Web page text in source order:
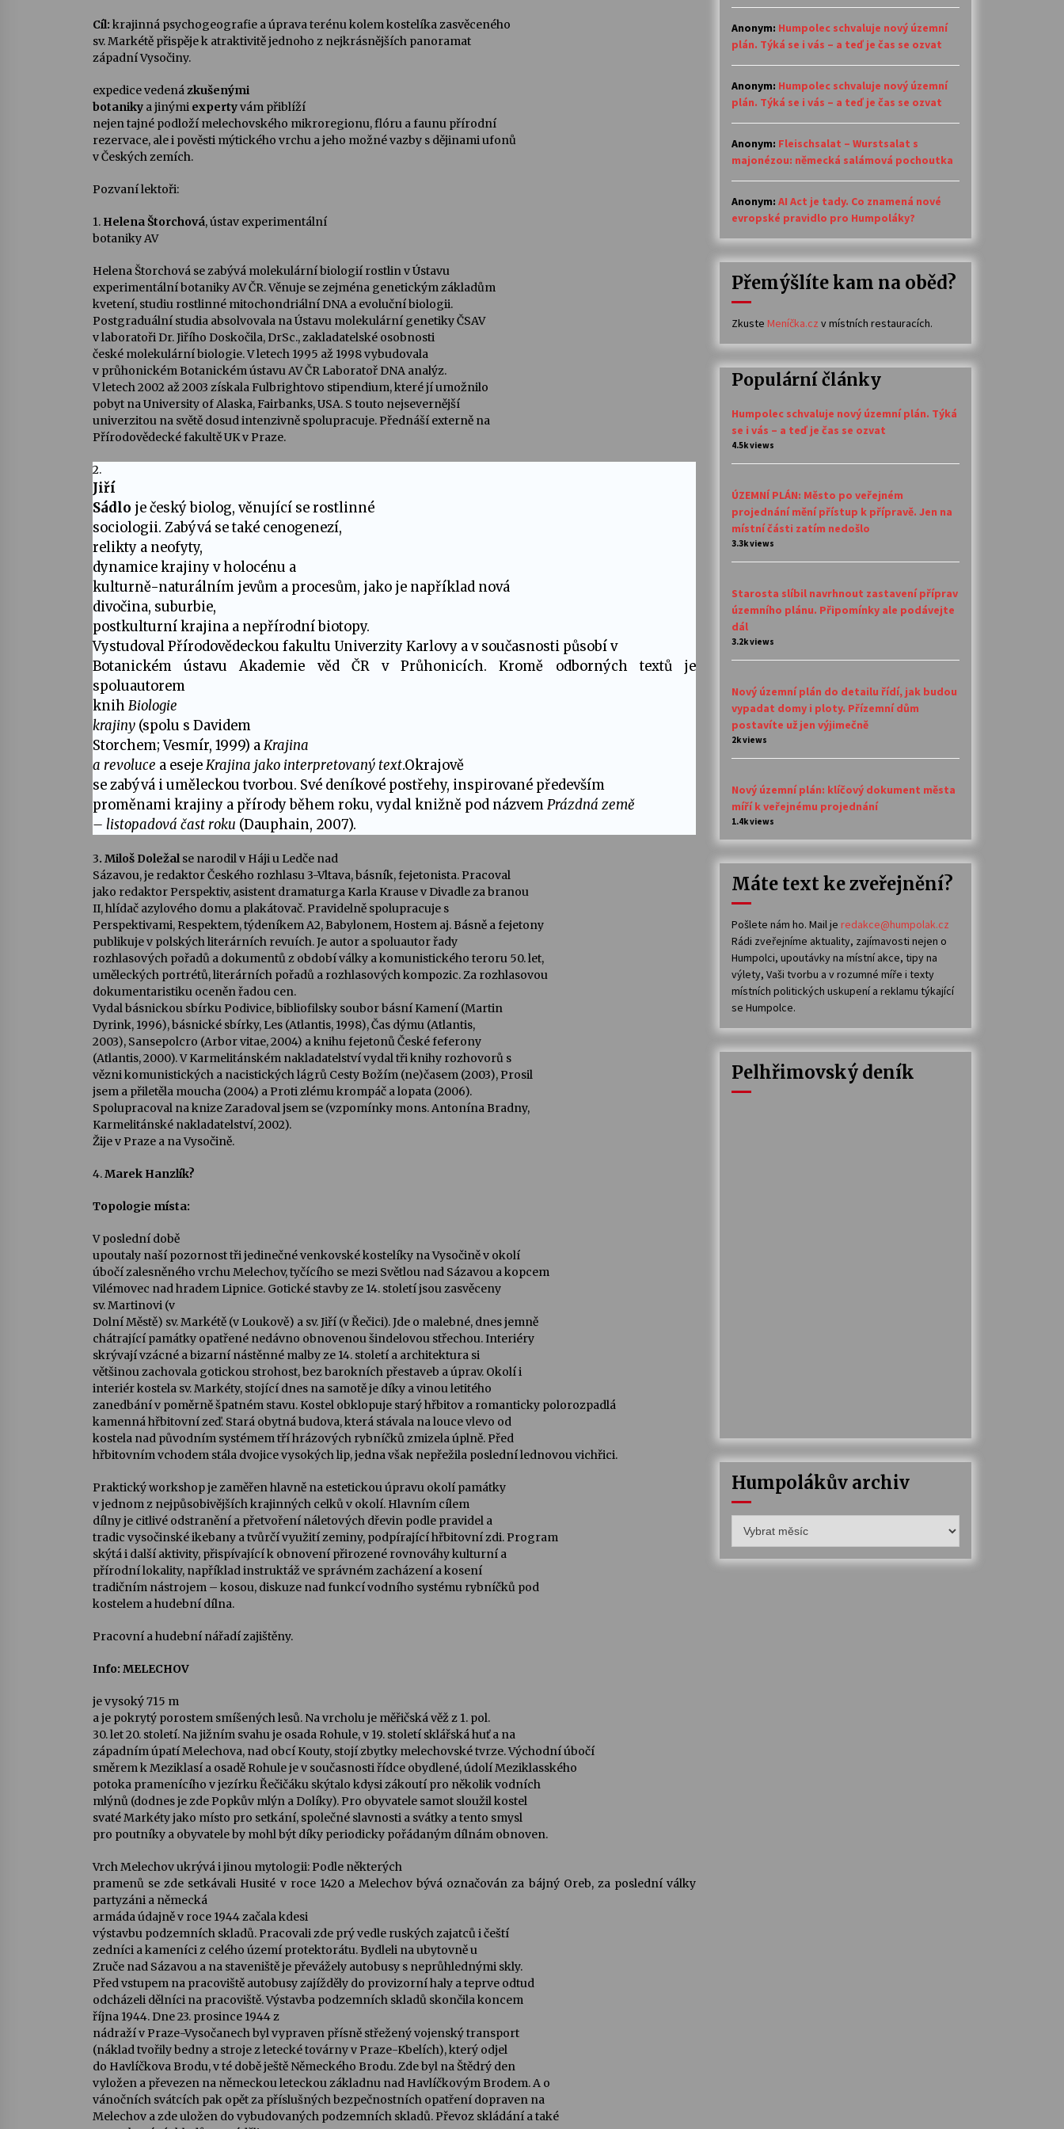
Cíl: krajinná psychogeografie a úprava terénu kolem kostelíka zasvěceného
sv. Markétě přispěje k atraktivitě jednoho z nejkrásnějších panoramat
západní Vysočiny.
expedice vedenázkušenými
botaniky a jinými expertyvám přiblíží
nejen tajné podloží melechovského mikroregionu, flóru a faunu přírodní
rezervace, ale i pověsti mýtického vrchu a jeho možné vazby s dějinami ufonů
v Českých zemích.
Pozvaní lektoři:
1. Helena Štorchová, ústav experimentální
botaniky AV
Helena Štorchová se zabývá molekulární biologií rostlin v Ústavu
experimentální botaniky AV ČR. Věnuje se zejména genetickým základům
kvetení, studiu rostlinné mitochondriální DNA a evoluční biologii.
Postgraduální studia absolvovala na Ústavu molekulární genetiky ČSAV
v laboratoři Dr. Jiřího Doskočila, DrSc., zakladatelské osobnosti
české molekulární biologie. V letech 1995 až 1998 vybudovala
v průhonickém Botanickém ústavu AV ČR Laboratoř DNA analýz.
V letech 2002 až 2003 získala Fulbrightovo stipendium, které jí umožnilo
pobyt na University of Alaska, Fairbanks, USA. S touto nejsevernější
univerzitou na světě dosud intenzivně spolupracuje. Přednáší externě na
Přírodovědecké fakultě UK v Praze.
2.
Jiří
Sádlo je český biolog, věnující serostlinné
sociologii. Zabývá se také cenogenezí,
relikty a neofyty,
dynamice krajiny vholocénu a
kulturně-naturálním jevům a procesům, jako je například nová
divočina, suburbie,
postkulturní krajina a nepřírodní biotopy.
Vystudoval Přírodovědeckou fakultu Univerzity Karlovy a v současnosti působí v
Botanickém ústavu Akademie věd ČR v Průhonicích. Kromě odborných textů je
spoluautorem
knihBiologie
krajiny (spolu s Davidem
Storchem; Vesmír, 1999) aKrajina
a revoluce a esejeKrajina jako interpretovaný text.Okrajově
se zabývá i uměleckou tvorbou. Své deníkové postřehy, inspirované především
proměnami krajiny a přírody během roku, vydal knižně pod názvemPrázdná země
– listopadová čast roku (Dauphain, 2007).
3. Miloš Doležal se narodil v Háji u Ledče nad
Sázavou, je redaktor Českého rozhlasu 3-Vltava, básník, fejetonista. Pracoval
jako redaktor Perspektiv, asistent dramaturga Karla Krause v Divadle za branou
II, hlídač azylového domu a plakátovač. Pravidelně spolupracuje s
Perspektivami, Respektem, týdeníkem A2, Babylonem, Hostem aj. Básně a fejetony
publikuje v polských literárních revuích. Je autor a spoluautor řady
rozhlasových pořadů a dokumentů z období války a komunistického teroru 50. let,
uměleckých portrétů, literárních pořadů a rozhlasových kompozic. Za rozhlasovou
dokumentaristiku oceněn řadou cen.
Vydal básnickou sbírku Podivice, bibliofilsky soubor básní Kamení (Martin
Dyrink, 1996), básnické sbírky, Les (Atlantis, 1998), Čas dýmu (Atlantis,
2003), Sansepolcro (Arbor vitae, 2004) a knihu fejetonů České feferony
(Atlantis, 2000). V Karmelitánském nakladatelství vydal tři knihy rozhovorů s
vězni komunistických a nacistických lágrů Cesty Božím (ne)časem (2003), Prosil
jsem a přiletěla moucha (2004) a Proti zlému krompáč a lopata (2006).
Spolupracoval na knize Zaradoval jsem se (vzpomínky mons. Antonína Bradny,
Karmelitánské nakladatelství, 2002).
Žije v Praze a na Vysočině.
4.Marek Hanzlík?
Topologie místa:
V poslední době
upoutaly naší pozornost tři jedinečné venkovské kostelíky na Vysočině v okolí
úbočí zalesněného vrchu Melechov, tyčícího se mezi Světlou nad Sázavou a kopcem
Vilémovec nad hradem Lipnice. Gotické stavby ze 14. století jsou zasvěceny
sv. Martinovi (v
Dolní Městě) sv. Markétě (v Loukově) a sv. Jiří (v Řečici). Jde o malebné, dnes jemně
chátrající památky opatřené nedávno obnovenou šindelovou střechou. Interiéry
skrývají vzácné a bizarní nástěnné malby ze 14. století a architektura si
většinou zachovala gotickou strohost, bez barokních přestaveb a úprav. Okolí i
interiér kostela sv. Markéty, stojící dnes na samotě je díky a vinou letitého
zanedbání v poměrně špatném stavu. Kostel obklopuje starý hřbitov a romanticky polorozpadlá
kamenná hřbitovní zeď. Stará obytná budova, která stávala na louce vlevo od
kostela nad původním systémem tří hrázových rybníčků zmizela úplně. Před
hřbitovním vchodem stála dvojice vysokých lip,jedna však nepřežila poslední lednovou vichřici.
Praktický workshop je zaměřen hlavně na estetickou úpravu okolí památky
v jednom z nejpůsobivějších krajinných celků v okolí. Hlavním cílem
dílny je citlivé odstranění a přetvoření náletových dřevin podle pravidel a
tradic vysočinské ikebany a tvůrčí využití zeminy, podpírající hřbitovní zdi. Program
skýtá i další aktivity, přispívající k obnovení přirozené rovnováhy kulturní a
přírodní lokality, například instruktáž ve správném zacházení a kosení
tradičním nástrojem – kosou, diskuze nad funkcí vodního systému rybníčků pod
kostelem a hudební dílna.
Pracovní a hudební nářadí zajištěny.
Info: MELECHOV
je vysoký715 m
a je pokrytý porostem smíšených lesů. Na vrcholu je měřičská věž z 1. pol.
30. let 20. století. Na jižním svahu je osada Rohule, v 19. století sklářská huť a na
západním úpatí Melechova, nad obcí Kouty, stojí zbytky melechovské tvrze. Východní úbočí
směrem k Meziklasí a osadě Rohule je v současnosti řídce obydlené, údolí Meziklasského
potoka pramenícího v jezírku Řečičáku skýtalo kdysi zákoutí pro několik vodních
mlýnů (dodnes je zde Popkův mlýn a Dolíky). Pro obyvatele samot sloužil kostel
svaté Markéty jako místo pro setkání, společné slavnosti a svátky a tento smysl
pro poutníky a obyvatele by mohl být díky periodicky pořádaným dílnám obnoven.
Vrch Melechov ukrývá i jinou mytologii: Podle některých
pramenů se zde setkávali Husité v roce 1420 a Melechov bývá označován za bájný Oreb, za poslední války
partyzáni a německá
armádaúdajně v roce 1944 začala kdesi
výstavbu podzemních skladů. Pracovali zde prý vedle ruských zajatců i čeští
zedníci a kameníci z celého území protektorátu. Bydleli na ubytovně u
Zruče nad Sázavou a na staveniště je převážely autobusy s neprůhlednými skly.
Před vstupem na pracoviště autobusy zajížděly do provizorní haly a teprve odtud
odcházeli dělníci na pracoviště. Výstavba podzemních skladů skončila koncem
října 1944. Dne 23. prosince 1944z
nádraží v Praze-Vysočanech byl vypraven přísně střežený vojenský transport
(náklad tvořily bedny a stroje z letecké továrny v Praze-Kbelích), který odjel
do Havlíčkova Brodu, v té době ještě Německého Brodu. Zde byl na Štědrý den
vyložen a převezen na německou leteckou základnu nad Havlíčkovým Brodem. A o
vánočních svátcích pak opět za příslušných bezpečnostních opatření dopraven na
Melechov a zde uložen do vybudovaných podzemních skladů. Převoz skládání a také
Anonym: Humpolec schvaluje nový územní
plán. Týká se i vás – a teď je čas se ozvat
Anonym: Humpolec schvaluje nový územní
plán. Týká se i vás – a teď je čas se ozvat
Anonym: Fleischsalat – Wurstsalat s
majonézou: německá salámová pochoutka
Anonym: AI Act je tady. Co znamená nové
evropské pravidlo pro Humpoláky?
Přemýšlíte kam na oběd?
Zkuste Meníčka.cz v místních restauracích.
Populární články
Humpolec schvaluje nový územní plán. Týká
se i vás – a teď je čas se ozvat
4.5k views
ÚZEMNÍ PLÁN: Město po veřejném
projednání mění přístup k přípravě. Jen na
místní části zatím nedošlo
3.3k views
Starosta slíbil navrhnout zastavení příprav
územního plánu. Připomínky ale podávejte
dál
3.2k views
Nový územní plán do detailu řídí, jak budou
vypadat domy i ploty. Přízemní dům
postavíte už jen výjimečně
2k views
Nový územní plán: klíčový dokument města
míří k veřejnému projednání
1.4k views
Máte text ke zveřejnění?
Pošlete nám ho. Mail je redakce@humpolak.cz
Rádi zveřejníme aktuality, zajímavosti nejen o
Humpolci, upoutávky na místní akce, tipy na
výlety, Vaši tvorbu a v rozumné míře i texty
místních politických uskupení a reklamu týkající
se Humpolce.
Pelhřimovský deník
Humpolákův archiv
archiv